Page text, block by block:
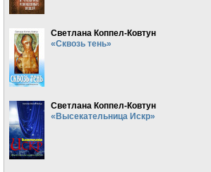
Светлана Коппел-Ковтун
«Сквозь тень»
Светлана Коппел-Ковтун
«Высекательница Искр»